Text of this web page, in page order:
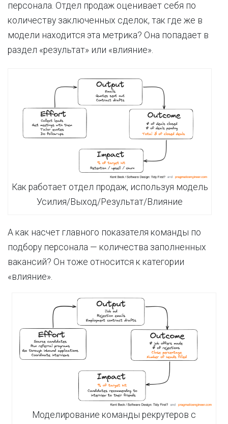
персонала. Отдел продаж оценивает себя по
количеству заключенных сделок, так где же в
модели находится эта метрика? Она попадает в
раздел «результат» или «влияние».
Как работает отдел продаж, используя модель
Усилия/Выход/Результат/Влияние
А как насчет главного показателя команды по
подбору персонала — количества заполненных
вакансий? Он тоже относится к категории
«влияние».
Моделирование команды рекрутеров с